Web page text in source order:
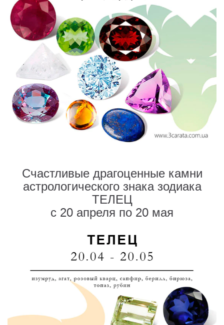
Счастливые драгоценные камни
астрологического знака зодиака
ТЕЛЕЦ
с 20 апреля по 20 мая